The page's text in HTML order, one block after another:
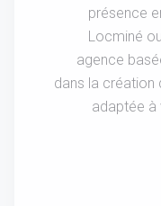
présence
Locminé
agence
dans la
adaptée à